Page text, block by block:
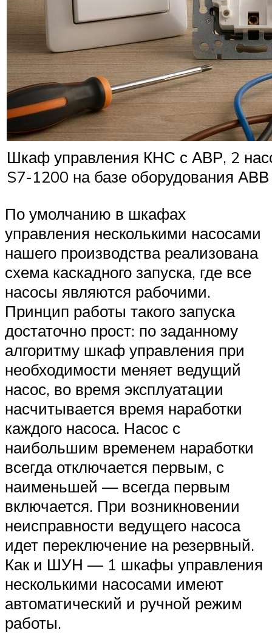
Шкаф управления КНС с АВР, 2
S7-1200 на базе оборудования АВВ
По умолчанию в шкафах
управления несколькими насосами
нашего производства реализована
схема каскадного запуска, где все
насосы являются рабочими.
Принцип работы такого запуска
достаточно прост: по заданному
алгоритму шкаф управления при
необходимости меняет ведущий
насос, во время эксплуатации
насчитывается время наработки
каждого насоса. Насос с
наибольшим временем наработки
всегда отключается первым, с
наименьшей — всегда первым
включается. При возникновении
неисправности ведущего насоса
идет переключение на резервный.
Как и ШУН — 1 шкафы управления
несколькими насосами имеют
автоматический и ручной режим
работы.